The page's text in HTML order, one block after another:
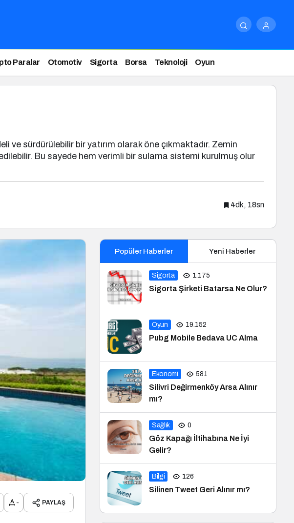
Paralar Otomotiv Sigorta Borsa Teknoloji Oyun
sürdürülebilir bir yatırım olarak öne çıkmaktadır. Zemin
Bu sayede hem verimli bir sulama sistemi kurulmuş olur
4dk, 18sn
- PAYLAŞ
Popüler Haberler Yeni Haberler
Sigorta 1.175
Sigorta Şirketi Batarsa Ne Olur?
Oyun 19.152
Pubg Mobile Bedava UC Alma
Ekonomi 581
Silivri Değirmenköy Arsa Alınır
mı?
Sağlık 0
Göz Kapağı İltihabına Ne İyi
Gelir?
Bilgi 126
Silinen Tweet Geri Alınır mı?